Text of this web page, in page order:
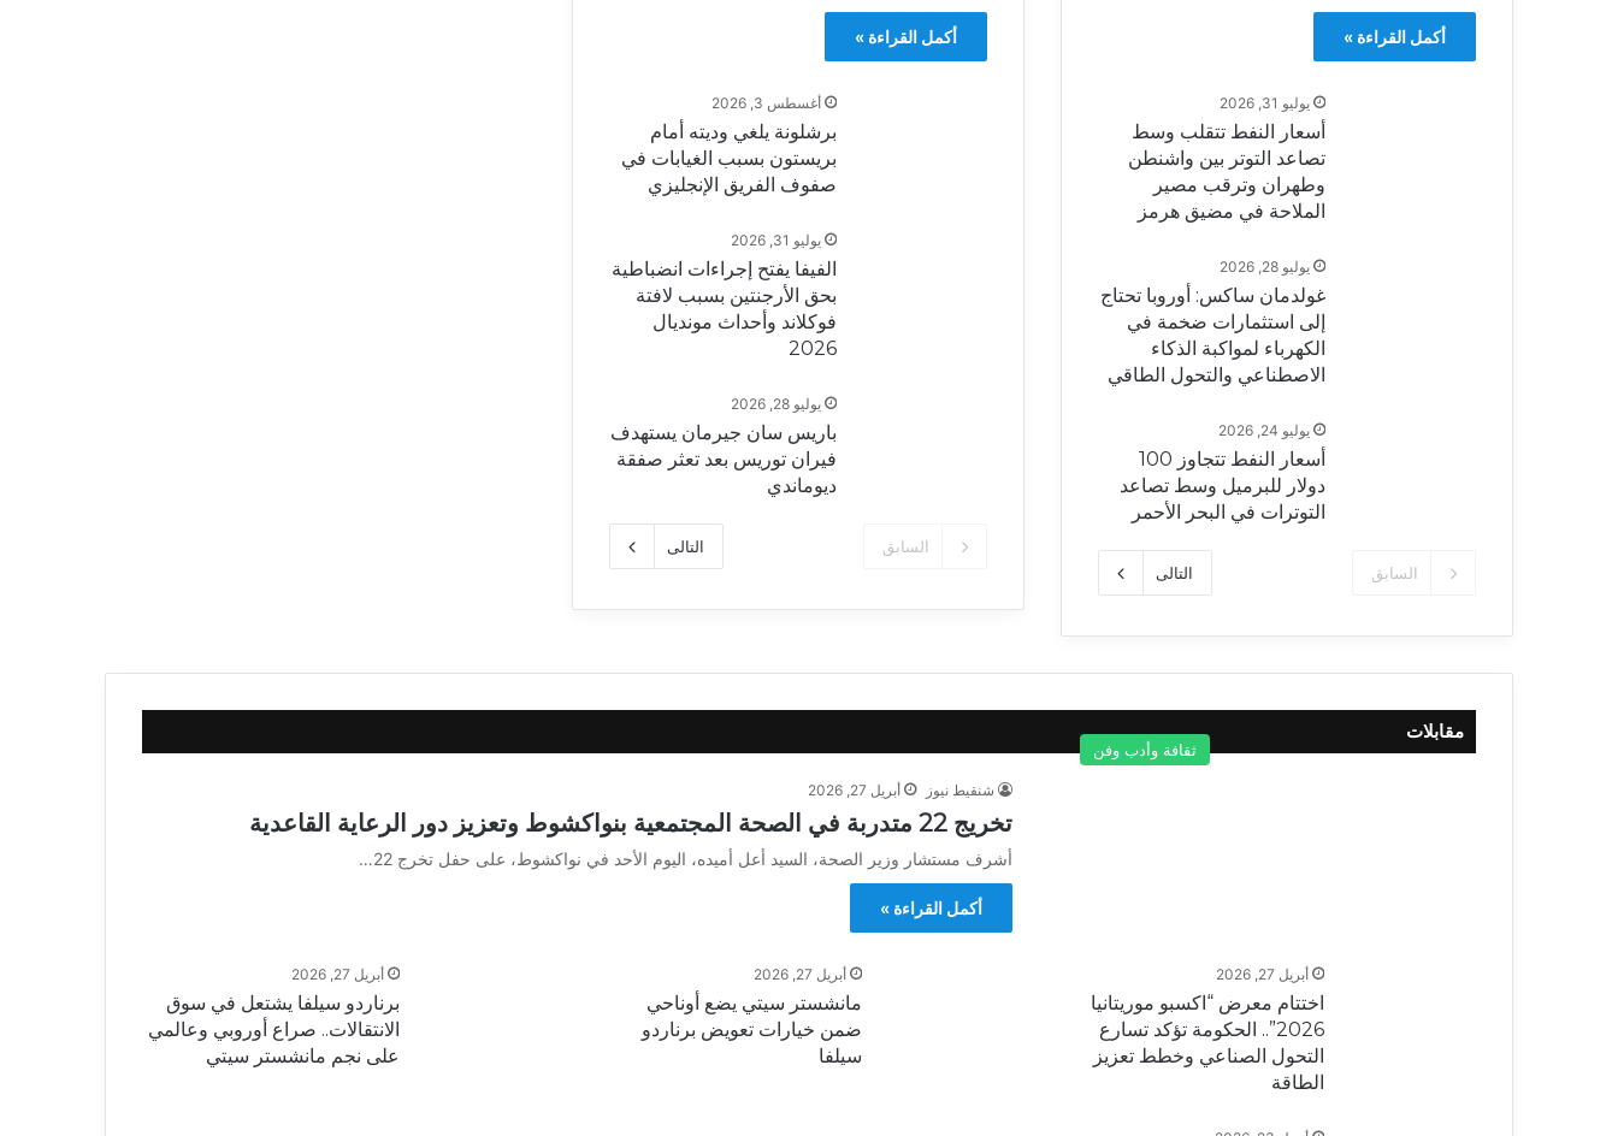
أكمل القراءة »
يوليو 31, 2026
أسعار النفط تتقلب وسط
تصاعد التوتر بين واشنطن
وطهران وترقب مصير
الملاحة في مضيق هرمز
يوليو 28, 2026
غولدمان ساكس: أوروبا تحتاج
إلى استثمارات ضخمة في
الكهرباء لمواكبة الذكاء
الاصطناعي والتحول الطاقي
يوليو 24, 2026
أسعار النفط تتجاوز 100
دولار للبرميل وسط تصاعد
التوترات في البحر الأحمر
السابق التالى
أكمل القراءة »
أغسطس 3, 2026
برشلونة يلغي وديته أمام
بريستون بسبب الغيابات في
صفوف الفريق الإنجليزي
يوليو 31, 2026
الفيفا يفتح إجراءات انضباطية
بحق الأرجنتين بسبب لافتة
فوكلاند وأحداث مونديال
2026
يوليو 28, 2026
باريس سان جيرمان يستهدف
فيران توريس بعد تعثر صفقة
ديوماندي
السابق التالى
مقابلات
ثقافة وأدب وفن
شنقيط نيوز أبريل 27, 2026
تخريج 22 متدربة في الصحة المجتمعية بنواكشوط وتعزيز دور الرعاية القاعدية
أشرف مستشار وزير الصحة، السيد أعل أميده، اليوم الأحد في نواكشوط، على حفل تخرج 22…
أكمل القراءة »
أبريل 27, 2026
اختتام معرض “اكسبو موريتانيا
2026”.. الحكومة تؤكد تسارع
التحول الصناعي وخطط تعزيز
الطاقة
أبريل 27, 2026
مانشستر سيتي يضع أوناحي
ضمن خيارات تعويض برناردو
سيلفا
أبريل 27, 2026
برناردو سيلفا يشتعل في سوق
الانتقالات.. صراع أوروبي وعالمي
على نجم مانشستر سيتي